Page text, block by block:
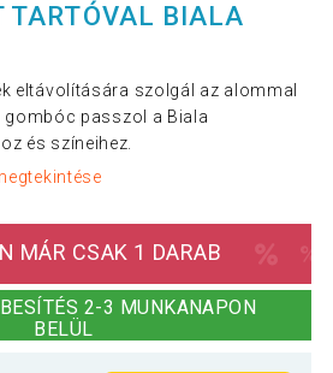
TARTÓVAL BIALA
eltávolítására szolgál az alommal
gombóc passzol a Biala
és színeihez.
MÁR CSAK 1 DARAB
2-3 MUNKANAPON
BELÜL